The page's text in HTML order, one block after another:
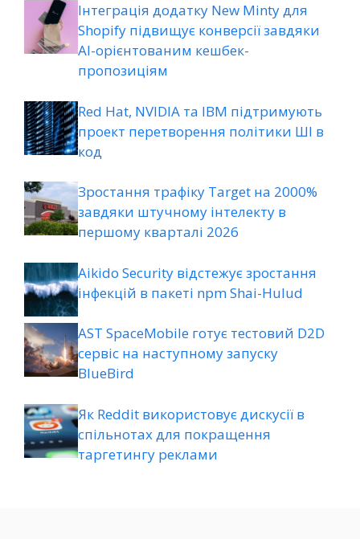
Інтеграція додатку New Minty для
Shopify підвищує конверсії завдяки
AI-орієнтованим кешбек-
пропозиціям
Red Hat, NVIDIA та IBM підтримують
проект перетворення політики ШІ в
код
Зростання трафіку Target на 2000%
завдяки штучному інтелекту в
першому кварталі 2026
Aikido Security відстежує зростання
інфекцій в пакеті npm Shai-Hulud
AST SpaceMobile готує тестовий D2D
сервіс на наступному запуску
BlueBird
Як Reddit використовує дискусії в
спільнотах для покращення
таргетингу реклами